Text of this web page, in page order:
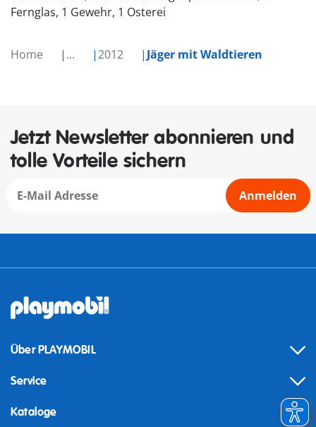
Home ... 2012 Jäger mit Waldtieren
Fernglas, 1 Gewehr, 1 Osterei
Jetzt Newsletter abonnieren und
tolle Vorteile sichern
Anmelden
Über PLAYMOBIL
Service
Kataloge